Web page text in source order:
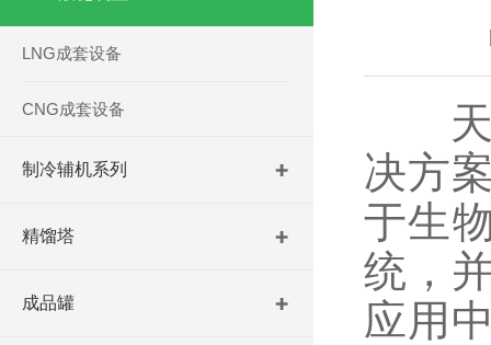
LNG成套设备
CNG成套设备
制冷辅机系列
精馏塔
成品罐
天然
决方
于生
统，
应用